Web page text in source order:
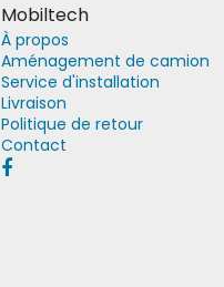
Mobiltech
À propos
Aménagement de camion
Service d'installation
Livraison
Politique de retour
Contact